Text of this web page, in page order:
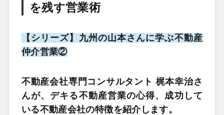
を残す営業術
【シリーズ】九州の山本さんに学ぶ不動産
仲介営業②
不動産会社専門コンサルタント 梶本幸治さ
んが、デキる不動産営業の心得、成功して
いる不動産会社の特徴を紹介します。